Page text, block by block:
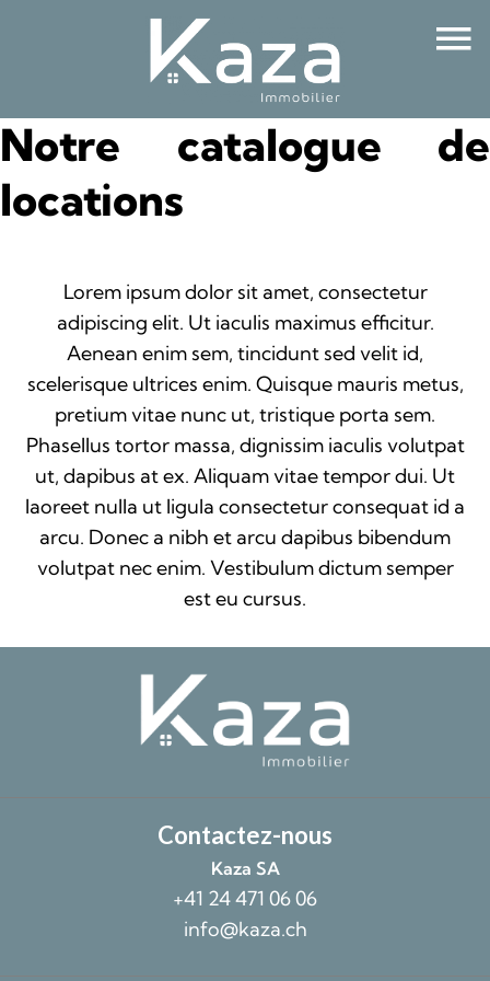
Notre catalogue de
locations
Lorem ipsum dolor sit amet, consectetur
adipiscing elit. Ut iaculis maximus efficitur.
Aenean enim sem, tincidunt sed velit id,
scelerisque ultrices enim. Quisque mauris metus,
pretium vitae nunc ut, tristique porta sem.
Phasellus tortor massa, dignissim iaculis volutpat
ut, dapibus at ex. Aliquam vitae tempor dui. Ut
laoreet nulla ut ligula consectetur consequat id a
arcu. Donec a nibh et arcu dapibus bibendum
volutpat nec enim. Vestibulum dictum semper
est eu cursus.
Contactez-nous
Kaza SA
+41 24 471 06 06
info@kaza.ch